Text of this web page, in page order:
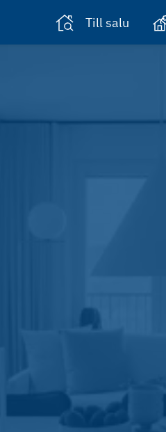
Till salu